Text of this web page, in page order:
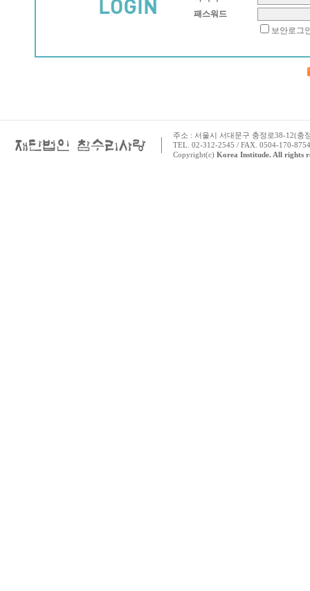
패스워드
보안로그
주소 : 서울시 서대문구 충정로38-12(충
TEL. 02-312-2545 / FAX. 0504-170-
Copyright(c) Korea Institude. All rights